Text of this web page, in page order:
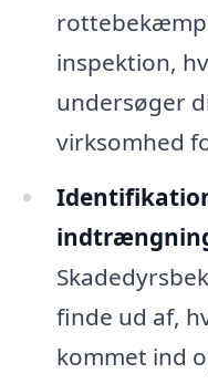
inspektion,
undersøger
virksomhed
finde ud af,
kommet ind